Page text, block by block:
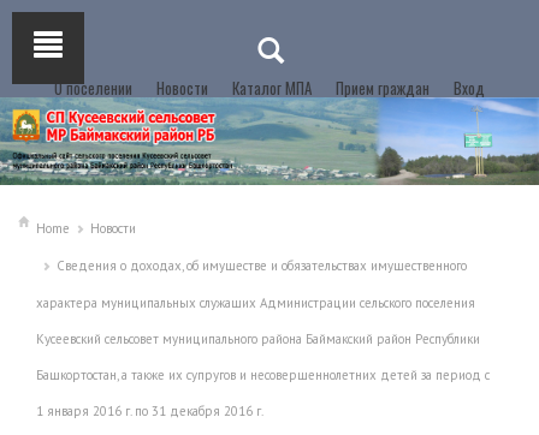
О поселении Новости Каталог МПА Прием граждан Вход
Home Новости
Сведения о доходах, об имуществе и обязательствах имущественного
характера муниципальных служащих Администрации сельского поселения
Кусеевский сельсовет муниципального района Баймакский район Республики
Башкортостан, а также их супругов и несовершеннолетних детей за период с
1 января 2016 г. по 31 декабря 2016 г.